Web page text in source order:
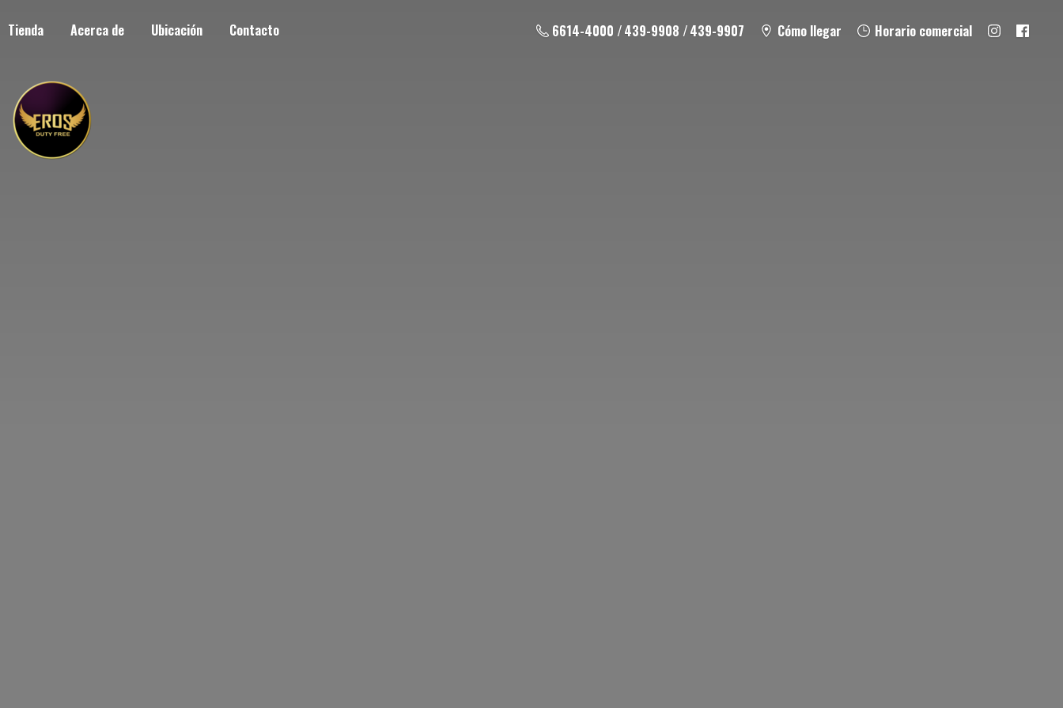
Tienda Acerca de Ubicación Contacto 6614-4000 / 439-9908 / 439-9907 Cómo llegar Horario comercial